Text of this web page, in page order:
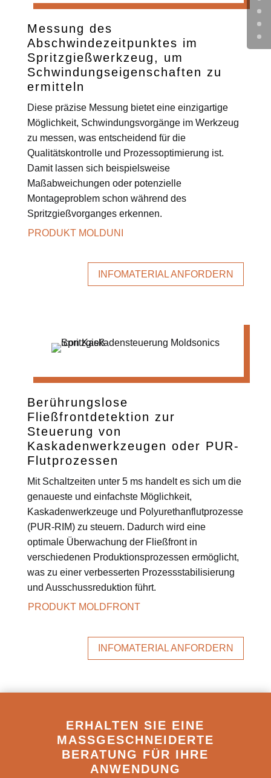
Messung des
Abschwindezeitpunktes im
Spritzgießwerkzeug, um
Schwindungseigenschaften zu
ermitteln
Diese präzise Messung bietet eine einzigartige
Möglichkeit, Schwindungsvorgänge im Werkzeug
zu messen, was entscheidend für die
Qualitätskontrolle und Prozessoptimierung ist.
Damit lassen sich beispielsweise
Maßabweichungen oder potenzielle
Montageproblem schon während des
Spritzgießvorganges erkennen.
PRODUKT MOLDUNI
INFOMATERIAL ANFORDERN
Berührungslose
Fließfrontdetektion zur
Steuerung von
Kaskadenwerkzeugen oder PUR-
Flutprozessen
Mit Schaltzeiten unter 5 ms handelt es sich um die
genaueste und einfachste Möglichkeit,
Kaskadenwerkzeuge und Polyurethanflutprozesse
(PUR-RIM) zu steuern. Dadurch wird eine
optimale Überwachung der Fließfront in
verschiedenen Produktionsprozessen ermöglicht,
was zu einer verbesserten Prozessstabilisierung
und Ausschussreduktion führt.
PRODUKT MOLDFRONT
INFOMATERIAL ANFORDERN
ERHALTEN SIE EINE
MASSGESCHNEIDERTE B
ERATUNG FÜR IHRE A
NWENDUNG